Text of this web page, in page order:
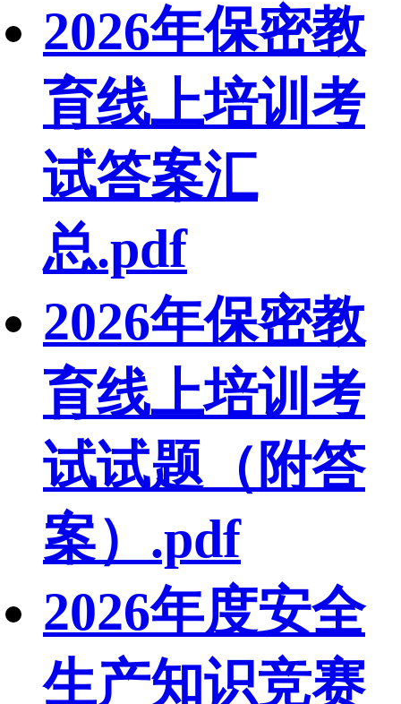
2026年保密教
育线上培训考
试答案汇
总.pdf
2026年保密教
育线上培训考
试试题（附答
案）.pdf
2026年度安全
生产知识竞赛